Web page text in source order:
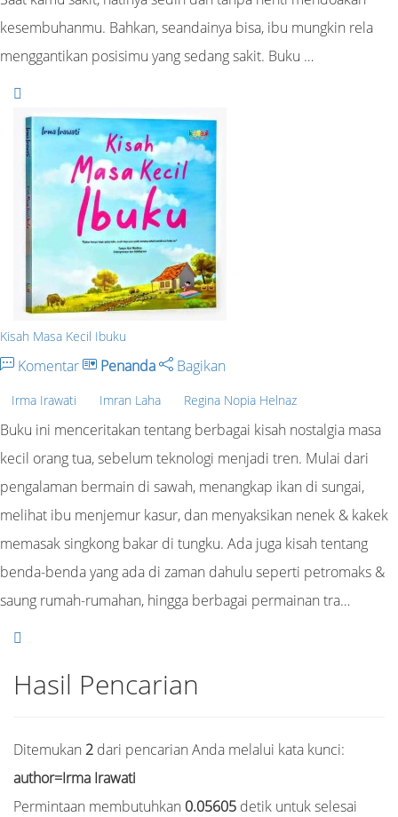
kesembuhanmu. Bahkan, seandainya bisa, ibu mungkin rela
menggantikan posisimu yang sedang sakit. Buku …
Kisah Masa Kecil Ibuku
Komentar Penanda Bagikan
Irma Irawati Imran Laha Regina Nopia Helnaz
Buku ini menceritakan tentang berbagai kisah nostalgia masa
kecil orang tua, sebelum teknologi menjadi tren. Mulai dari
pengalaman bermain di sawah, menangkap ikan di sungai,
melihat ibu menjemur kasur, dan menyaksikan nenek & kakek
memasak singkong bakar di tungku. Ada juga kisah tentang
benda-benda yang ada di zaman dahulu seperti petromaks &
saung rumah-rumahan, hingga berbagai permainan tra…
Hasil Pencarian
Ditemukan 2 dari pencarian Anda melalui kata kunci:
author=Irma Irawati
Permintaan membutuhkan 0.05605 detik untuk selesai